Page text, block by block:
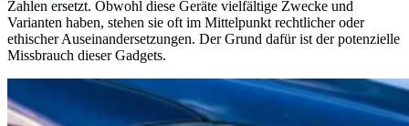
Zahlen ersetzt. Obwohl diese Geräte vielfältige Zwecke und
Varianten haben, stehen sie oft im Mittelpunkt rechtlicher oder
ethischer Auseinandersetzungen. Der Grund dafür ist der potenzielle
Missbrauch dieser Gadgets.